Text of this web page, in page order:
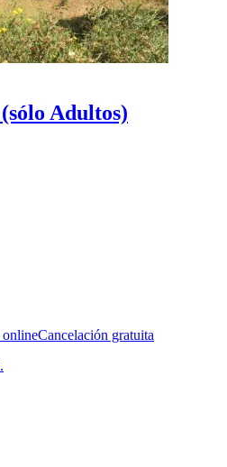
Adultos)
onlineCancelación gratuita